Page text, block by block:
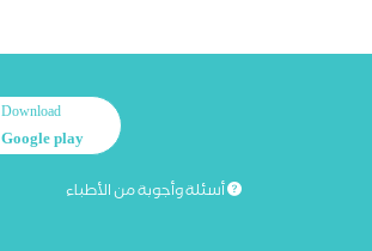
Download
Google play
أسئلة وأجوبة من الأطباء